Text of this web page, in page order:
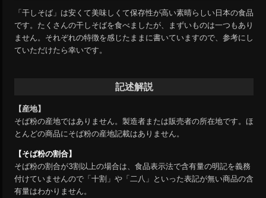
「干しそば」は安くて美味しくて保存性が高い素晴らしい日本の食品
です。たくさんの干しそばを食べましたが、まずいものは一つもあり
ません。それぞれの特徴を感じたままに書いていますので、参考にし
ていただけたら幸いです。
記述解説
【産地】
そば粉の産地ではありません。製造者または販売者の所在地です。ほ
とんどの商品にそば粉の産地記載はありません。
【そば粉の割合】
そば粉の割合が3割以上の場合は、食品表示法で含有量の明記を義務
付けていませんので「十割」や「二八」といった表記が無い商品の含
有量はわかりません。